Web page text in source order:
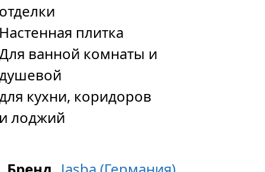
плитка
ванной комнаты и
кухни, коридоров
лоджий